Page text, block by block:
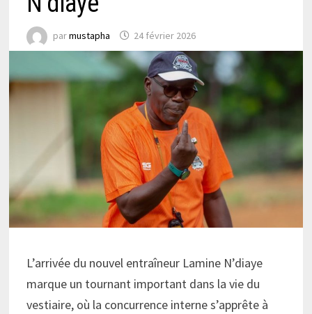
parmustapha 24 février 2026
L’arrivée du nouvel entraîneur Lamine N’diaye
marque un tournant important dans la vie du
vestiaire, où la concurrence interne s’apprête à